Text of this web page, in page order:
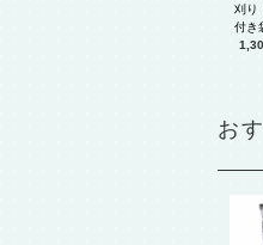
刈り
付き
お